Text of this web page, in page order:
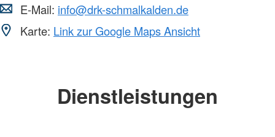
E-Mail: info@drk-schmalkalden.de
Karte: Link zur Google Maps Ansicht
Dienstleistungen